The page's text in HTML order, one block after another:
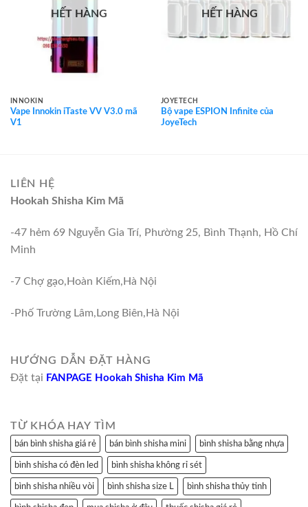
HẾT HÀNG
INNOKIN
Vape Innokin iTaste VV V3.0 mã
V1
HẾT HÀNG
JOYETECH
Bộ vape ESPION Infinite của
JoyeTech
LIÊN HỆ
Hookah Shisha Kim Mã
-47 hẻm 69 Nguyễn Gia Trí, Phường 25, Bình Thạnh, Hồ Chí
Minh
-7 Chợ gạo,Hoàn Kiếm,Hà Nội
-Phố Trường Lâm,Long Biên,Hà Nội
HƯỚNG DẪN ĐẶT HÀNG
Đặt tại FANPAGE Hookah Shisha Kim Mã
TỪ KHÓA HAY TÌM
bán bình shisha giá rẻ bán bình shisha mini bình shisha bằng nhựa
bình shisha có đèn led bình shisha không rỉ sét
bình shisha nhiều vòi bình shisha size L bình shisha thủy tinh